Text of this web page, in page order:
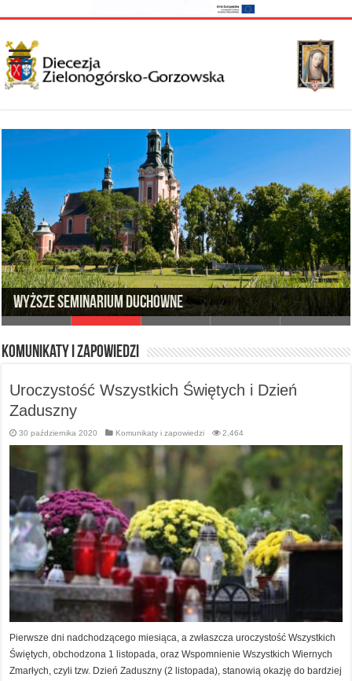
Wyższe Seminarium Duchowne
Komunikaty i zapowiedzi
Uroczystość Wszystkich Świętych i Dzień
Zaduszny
30 października 2020 Komunikaty i zapowiedzi 2,464
Pierwsze dni nadchodzącego miesiąca, a zwłaszcza uroczystość Wszystkich
Świętych, obchodzona 1 listopada, oraz Wspomnienie Wszystkich Wiernych
Zmarłych, czyli tzw. Dzień Zaduszny (2 listopada), stanowią okazję do bardziej